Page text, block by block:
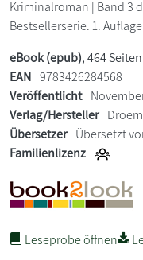
Kriminalroman | Band 3
Bestsellerserie. 1. Auflage
eBook (epub), 464 Seiten
EAN 9783426284568
Veröffentlicht
Verlag/Hersteller
Übersetzer Übersetzt
Familienlizenz
Leseprobe öffnen